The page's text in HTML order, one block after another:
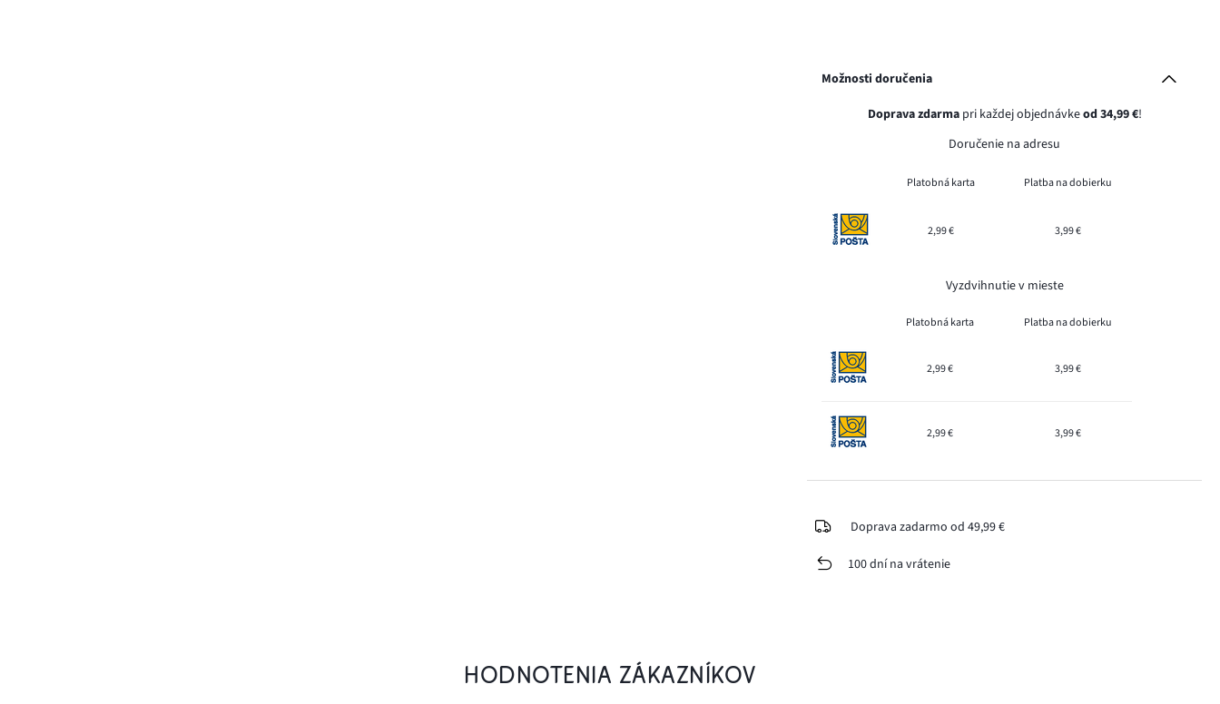
Možnosti doručenia
Doprava zdarmapri každej objednávkeod 34,99 €!
Doručenie na adresu
Platobná karta Platba na dobierku
2,99 € 3,99 €
Vyzdvihnutie v mieste
Platobná karta Platba na dobierku
2,99 € 3,99 €
2,99 € 3,99 €
Doprava zadarmo od 49,99 €
100 dní na vrátenie
HODNOTENIA ZÁKAZNÍKOV